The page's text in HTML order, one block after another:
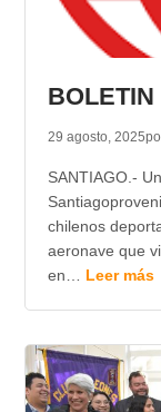
BOLETIN
29 agosto, 2025
SANTIAGO.-
chilenos
aeronave que
en… Leer más